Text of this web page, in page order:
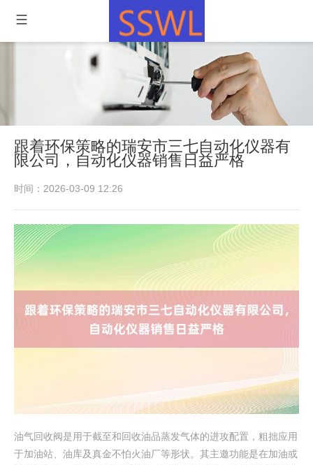
跟着环保策略的瑞安市三七自动化仪器有
限公司，自动化仪器销售日益严格
时间：2026-03-09 12:26
油气回收阀是用于截至和回收油品蒸发气体的进攻配置，粗拙应用
于加油站、油库及真金不怕火油厂等形状。其主邀功能是在加油或